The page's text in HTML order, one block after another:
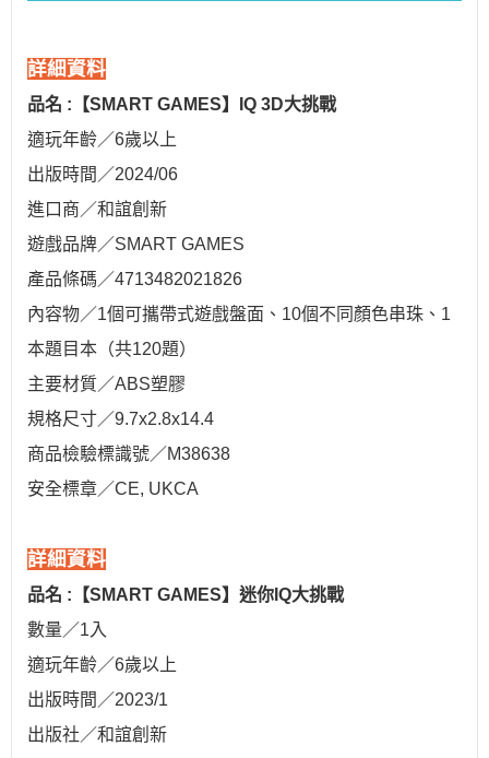
詳細資料
品名 : 【SMART GAMES】IQ 3D大挑戰
適玩年齡／6歲以上
出版時間／2024/06
進口商／和誼創新
遊戲品牌／SMART GAMES
產品條碼／4713482021826
內容物／1個可攜帶式遊戲盤面、10個不同顏色串珠、1
本題目本（共120題）
主要材質／ABS塑膠
規格尺寸／9.7x2.8x14.4
商品檢驗標識號／M38638
安全標章／CE, UKCA
詳細資料
品名 :【SMART GAMES】迷你IQ大挑戰
數量／1入
適玩年齡／6歲以上
出版時間／2023/1
出版社／和誼創新